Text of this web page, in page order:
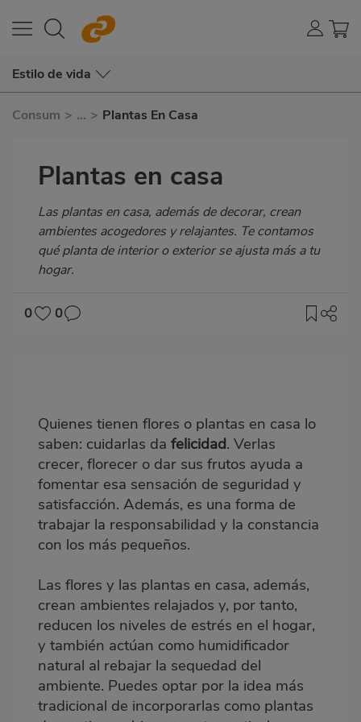
Estilo de vida
Consum > ... > Plantas En Casa
Plantas en casa
Subtítulo
Las plantas en casa, además de decorar, crean
ambientes acogedores y relajantes. Te contamos
qué planta de interior o exterior se ajusta más a tu
hogar.
0
0
Quienes tienen flores o plantas en casa lo
saben: cuidarlas da felicidad. Verlas
crecer, florecer o dar sus frutos ayuda a
fomentar esa sensación de seguridad y
satisfacción. Además, es una forma de
trabajar la responsabilidad y la constancia
con los más pequeños.
Las flores y las plantas en casa, además,
crean ambientes relajados y, por tanto,
reducen los niveles de estrés en el hogar,
y también actúan como humidificador
natural al rebajar la sequedad del
ambiente. Puedes optar por la idea más
tradicional de incorporarlas como plantas